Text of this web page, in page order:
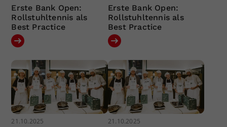
Erste Bank Open:
Rollstuhltennis als
Best Practice
Erste Bank Open:
Rollstuhltennis als
Best Practice
21.10.2025 21.10.2025